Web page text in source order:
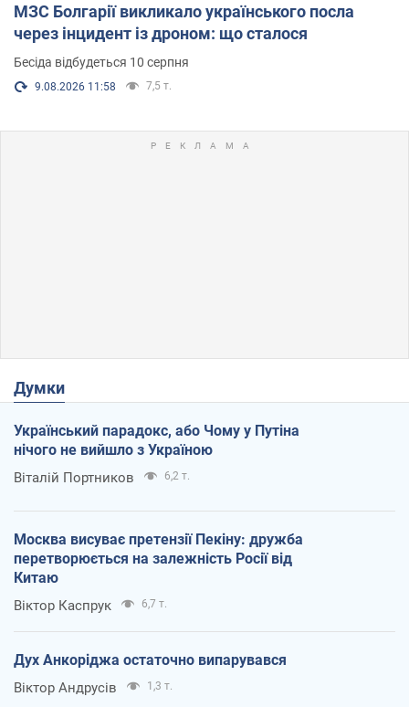
МЗС Болгарії викликало українського посла
через інцидент із дроном: що сталося
Бесіда відбудеться 10 серпня
9.08.2026 11:58 7,5 т.
Думки
Український парадокс, або Чому у Путіна
нічого не вийшло з Україною
Віталій Портников 6,2 т.
Москва висуває претензії Пекіну: дружба
перетворюється на залежність Росії від
Китаю
Віктор Каспрук 6,7 т.
Дух Анкоріджа остаточно випарувався
Віктор Андрусів 1,3 т.